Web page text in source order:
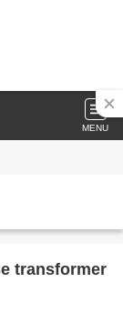
MENU
transformer